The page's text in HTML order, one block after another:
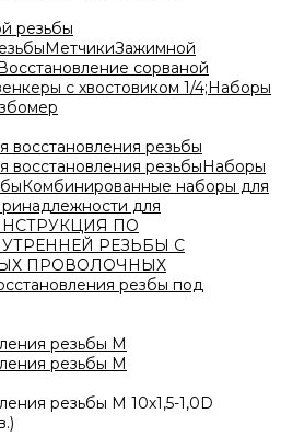
резьбы
МетчикиЗажимной
сорваной
с хвостовиком 1/4;Наборы
резьбы
резьбыНаборы
Комбинированные наборы для
для
ПО
РЕЗЬБЫ С
ПРОВОЛОЧНЫХ
резбы под
резьбы M
резьбы M
резьбы M 10х1,5-1,0D